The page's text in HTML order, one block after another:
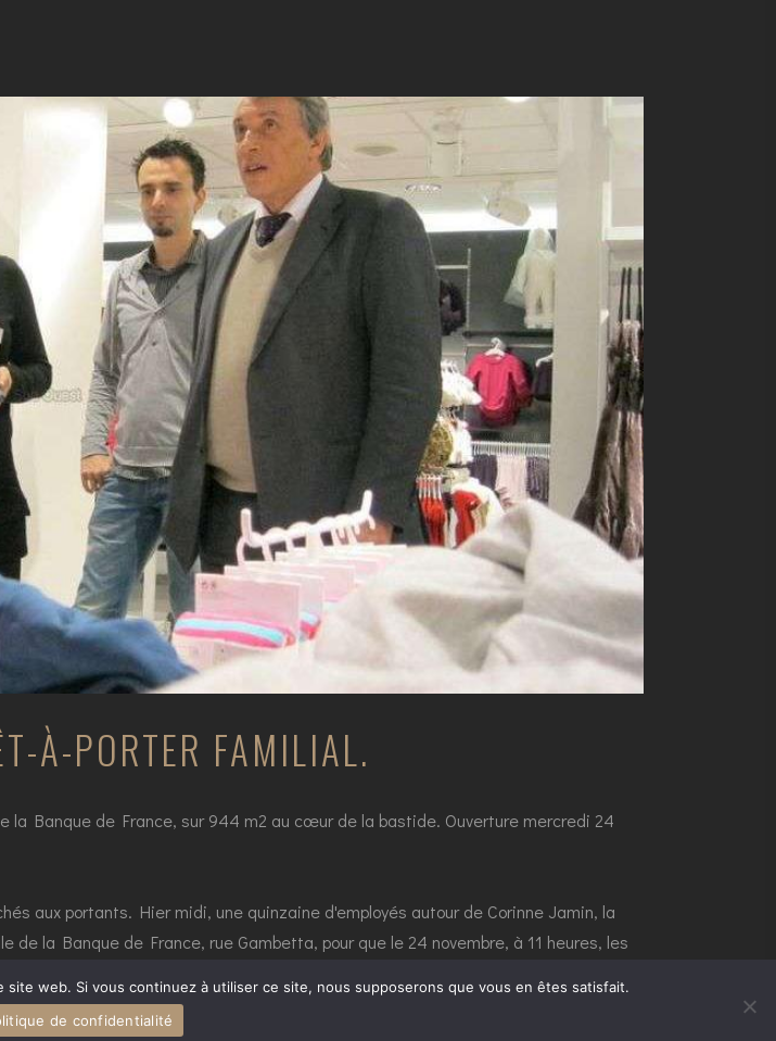
À-PORTER FAMILIAL.
la Banque de France, sur 944 m2 au cœur de la bastide. Ouverture mercredi 24
aux portants. Hier midi, une quinzaine d'employés autour de Corinne Jamin, la
la Banque de France, rue Gambetta, pour que le 24 novembre, à 11 heures, les
web. Si vous continuez à utiliser ce site, nous supposerons que vous en êtes satisfait.
de confidentialité